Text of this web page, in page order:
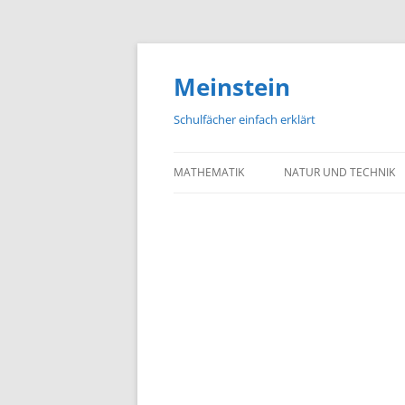
Meinstein
Schulfächer einfach erklärt
MATHEMATIK NATUR UND TECHNIK